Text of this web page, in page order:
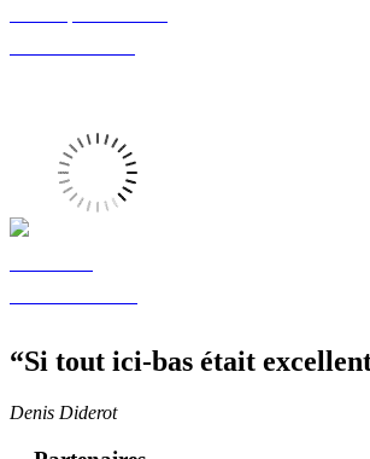
“Si tout ici-bas était
Denis Diderot